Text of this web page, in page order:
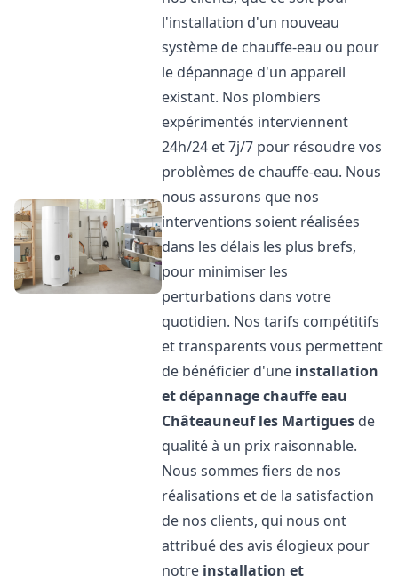
l'installation d'un nouveau
système de chauffe-eau ou pour
le dépannage d'un appareil
existant. Nos plombiers
expérimentés interviennent
24h/24 et 7j/7 pour résoudre vos
problèmes de chauffe-eau. Nous
nous assurons que nos
interventions soient réalisées
dans les délais les plus brefs,
pour minimiser les
perturbations dans votre
quotidien. Nos tarifs compétitifs
et transparents vous permettent
de bénéficier d'une installation
et dépannage chauffe eau
Châteauneuf les Martigues de
qualité à un prix raisonnable.
Nous sommes fiers de nos
réalisations et de la satisfaction
de nos clients, qui nous ont
attribué des avis élogieux pour
notre installation et